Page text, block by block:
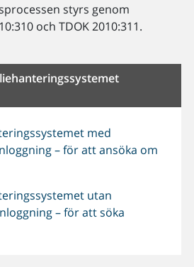
styrs genom
och TDOK 2010:311.
med
– för att ansöka om
utan
– för att söka